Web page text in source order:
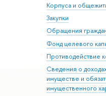
Корпуса и
Закупки
Обращения
Фонд целевого
Противодействие
Сведения о
имуществе и
имущественного